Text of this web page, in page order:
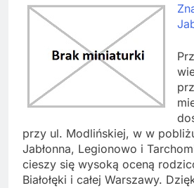
przy ul. Modlińskiej, w w
Jabłonna, Legionowo i
cieszy się wysoką oceną
Białołęki i całej Warszawy.